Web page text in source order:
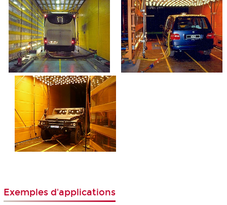
Exemples d'applications